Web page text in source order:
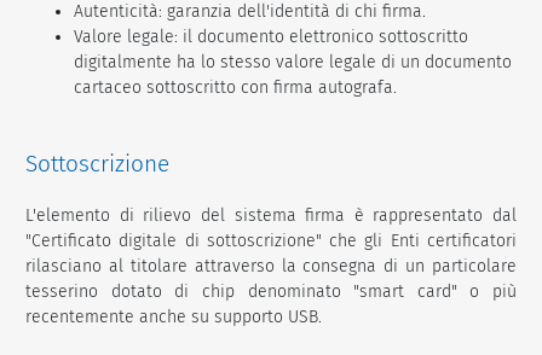
Autenticità: garanzia dell'identità di chi firma.
Valore legale: il documento elettronico sottoscritto
digitalmente ha lo stesso valore legale di un documento
cartaceo sottoscritto con firma autografa.
Sottoscrizione
L'elemento di rilievo del sistema firma è rappresentato dal
"Certificato digitale di sottoscrizione" che gli Enti certificatori
rilasciano al titolare attraverso la consegna di un particolare
tesserino dotato di chip denominato "smart card" o più
recentemente anche su supporto USB.